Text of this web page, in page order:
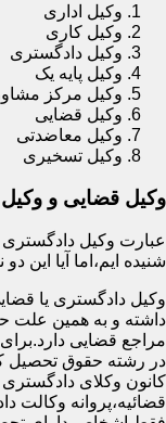
وکیل اداری
وکیل کاری
وکیل دادگستری
وکیل پایه یک
وکیل مرکز
وکیل قضایی
وکیل معاضدتی
وکیل تسخیری
وکیل قضایی و
عبارت وکیل دادگستری
شنیده ایم،اما آیا این
وکیل دادگستری یا
داشته و به همین علت
مراجع قضایی
در رشته حقوق تحصیل
کانون وکلای
قضائیه،پروانه وکالت